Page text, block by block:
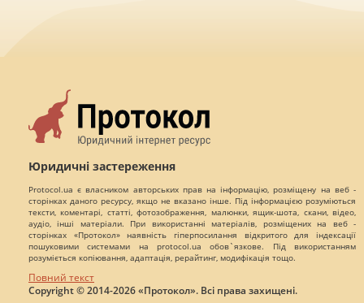
Юридичні застереження
Protocol.ua є власником авторських прав на інформацію, розміщену на веб -
сторінках даного ресурсу, якщо не вказано інше. Під інформацією розуміються
тексти, коментарі, статті, фотозображення, малюнки, ящик-шота, скани, відео,
аудіо, інші матеріали. При використанні матеріалів, розміщених на веб -
сторінках «Протокол» наявність гіперпосилання відкритого для індексації
пошуковими системами на protocol.ua обов`язкове. Під використанням
розуміється копіювання, адаптація, рерайтинг, модифікація тощо.
Повний текст
Copyright © 2014-2026 «Протокол». Всі права захищені.